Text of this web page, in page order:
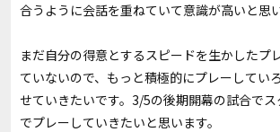
合うように会話を重ねていて意識が高いと思
まだ自分の得意とするスピードを生かしたプ
ていないので、もっと積極的にプレーしてい
せていきたいです。3/5の後期開幕の試合で
でプレーしていきたいと思います。